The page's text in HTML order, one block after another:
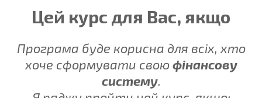
Цей курс для Вас, якщо
Програма буде корисна для всіх, хто
хоче сформувати своюфінансову
систему.